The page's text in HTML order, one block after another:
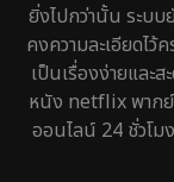
ยิ่งไปกว่านั้น ระบ
คงความละเอียดไ
เป็นเรื่องง่ายและส
หนัง netflix พาก
ออนไลน์ 24 ชั่วโม